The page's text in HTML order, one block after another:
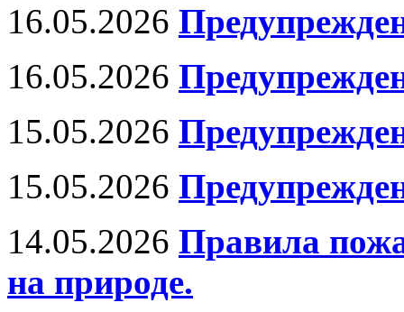
16.05.2026
16.05.2026
15.05.2026
15.05.2026
14.05.2026 Правила
на природе.